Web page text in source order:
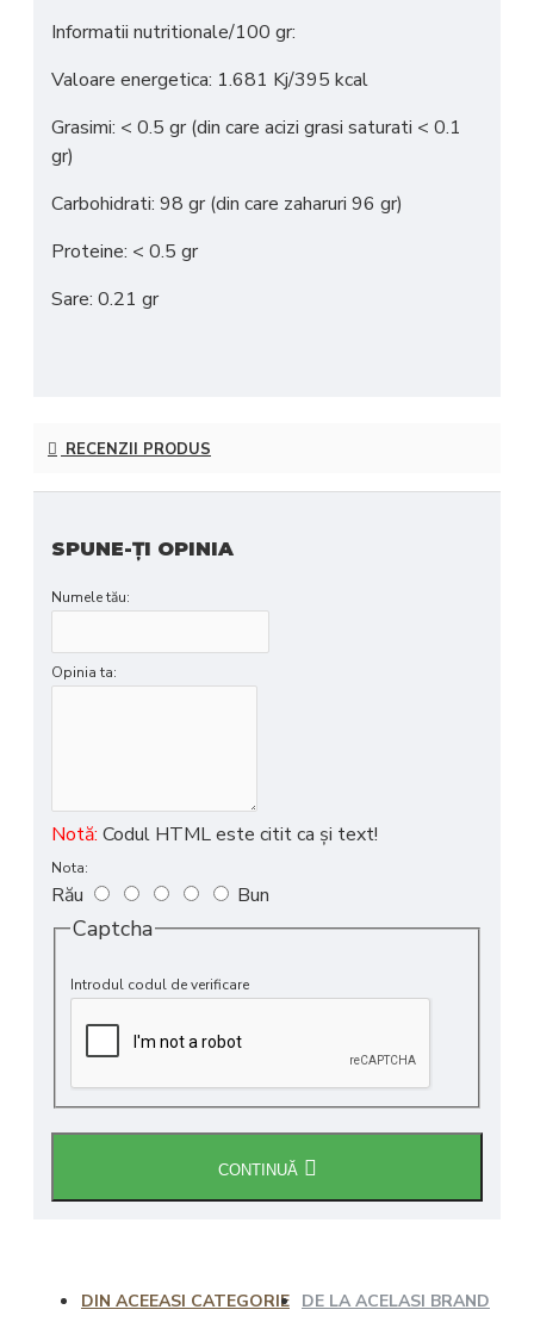
Informatii nutritionale/100 gr:
Valoare energetica: 1.681 Kj/395 kcal
Grasimi: < 0.5 gr (din care acizi grasi saturati < 0.1
gr)
Carbohidrati: 98 gr (din care zaharuri 96 gr)
Proteine: < 0.5 gr
Sare: 0.21 gr
RECENZII PRODUS
SPUNE-ŢI OPINIA
Numele tău:
Opinia ta:
Notă: Codul HTML este citit ca şi text!
Nota:
Rău Bun
Captcha
Introdul codul de verificare
CONTINUĂ
DIN ACEEASI CATEGORIE DE LA ACELASI BRAND